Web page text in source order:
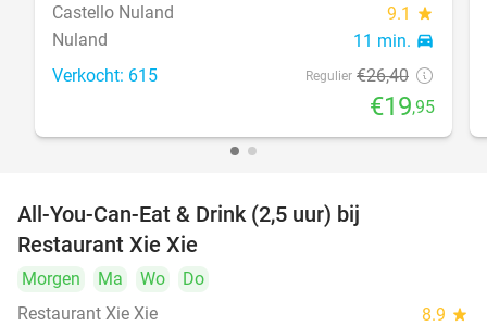
Castello Nuland
9.1 star
Nuland 11 min. directions_car
Verkocht: 615 Regulier €26,40
€19,95
All-You-Can-Eat & Drink (2,5 uur) bij
Restaurant Xie Xie
Morgen Ma Wo
Do
Restaurant Xie Xie
8.9 star